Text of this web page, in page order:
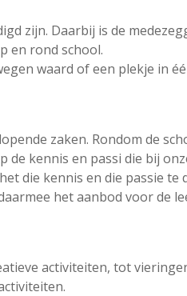
zijn. Daarbij is de
en rond school.
waard of een plekje in
zaken. Rondom de
kennis en passi die bij
die kennis en die passie te
het aanbod voor de
activiteiten, tot